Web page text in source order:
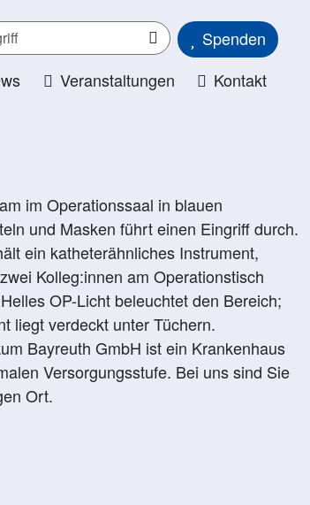
Spenden
Veranstaltungen Kontakt
Bayreuth GmbH ist ein Krankenhaus
Versorgungsstufe. Bei uns sind Sie
Ort.